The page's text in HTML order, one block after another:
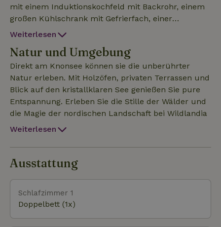
mit einem Induktionskochfeld mit Backrohr, einem
großen Kühlschrank mit Gefrierfach, einer
Kaffeemaschine, einem Toaster, einem
ausgestattet. Duschgel und Shampoo sind im
Badezimmer vorhanden. Das Haus ist mit einer
guten Wifi-Verbindung ausgestattet (kostenlos).
Weiterlesen
Natur und Umgebung
Direkt am Knonsee können sie die unberührter
Natur erleben. Mit Holzöfen, privaten Terrassen und
Blick auf den kristallklaren See genießen Sie pure
Entspannung. Erleben Sie die Stille der Wälder und
die Magie der nordischen Landschaft bei Wildlandia
Weiterlesen
Ausstattung
Schlafzimmer 1
Doppelbett (1x)